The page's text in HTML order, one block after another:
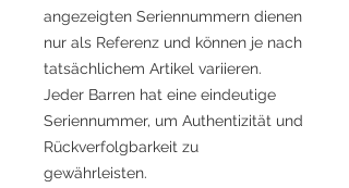
angezeigten Seriennummern dienen
nur als Referenz und können je nach
tatsächlichem Artikel variieren.
Jeder Barren hat eine eindeutige
Seriennummer, um Authentizität und
Rückverfolgbarkeit zu
gewährleisten.